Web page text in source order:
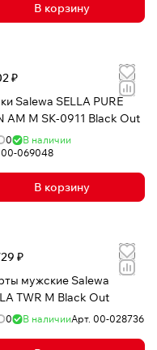
В корзину
₽
Salewa SELLA PURE
AM M SK-0911 Black Out
0
В наличии
00-069048
В корзину
₽
мужские Salewa
TWR M Black Out
0 В наличииАрт. 00-028736